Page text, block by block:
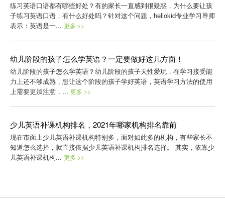
练习英语口语都有哪些好处？有的家长一直感到很疑惑，为什么要让孩
子练习英语口语，有什么好处吗？针对这个问题，hellokid专业学习导师
表示：英语是一... 更多 >>
幼儿阶段的孩子怎么学英语？一定要做好这几方面！
幼儿阶段的孩子怎么学英语？幼儿阶段的孩子天性爱玩，在学习接受能
力上还不够成熟，想让这个阶段的孩子学好英语，英语学习方法的使用
上需要更加注意，... 更多 >>
少儿英语补课机构排名，2021年哪家机构排名靠前
现在市面上少儿英语补课机构特别多，面对如此多的机构，有些家长不
知道怎么选择，就直接依据少儿英语补课机构排名选择。 其实，依靠少
儿英语补课机构... 更多 >>